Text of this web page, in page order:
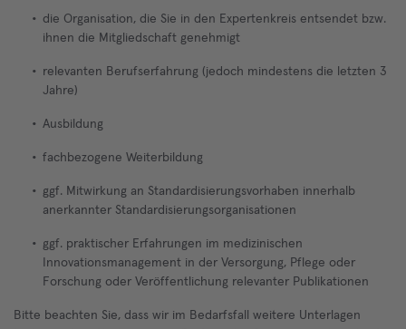
die Organisation, die Sie in den Expertenkreis entsendet bzw.
ihnen die Mitgliedschaft genehmigt
relevanten Berufserfahrung (jedoch mindestens die letzten 3
Jahre)
Ausbildung
fachbezogene Weiterbildung
ggf. Mitwirkung an Standardisierungsvorhaben innerhalb
anerkannter Standardisierungsorganisationen
ggf. praktischer Erfahrungen im medizinischen
Innovationsmanagement in der Versorgung, Pflege oder
Forschung oder Veröffentlichung relevanter Publikationen
Bitte beachten Sie, dass wir im Bedarfsfall weitere Unterlagen